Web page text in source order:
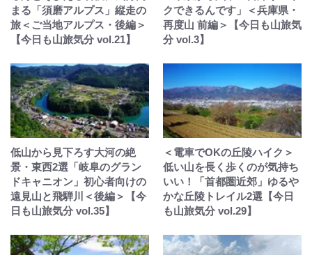
まる「須磨アルプス」縦走の
旅＜ご当地アルプス・後編＞
【今日も山旅気分 vol.21】
クできるんです」＜兵庫県・
再度山 前編＞【今日も山旅気
分 vol.3】
低山から見下ろす大河の絶
景・東西2選「岐阜のグラン
ドキャニオン」初心者向けの
遠見山と飛騨川＜後編＞【今
日も山旅気分 vol.35】
＜電車でOKの丘陵ハイク＞
低い山を長く歩くのが気持ち
いい！「首都圏近郊」ゆるや
かな丘陵トレイル2選【今日
も山旅気分 vol.29】